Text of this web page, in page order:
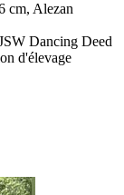
cm, Alezan
Dancing Deed
d'élevage